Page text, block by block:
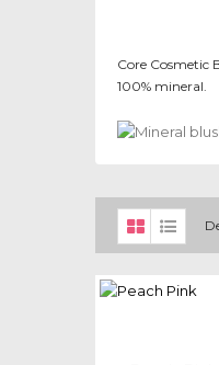
Core Cosmetic
100% mineral.